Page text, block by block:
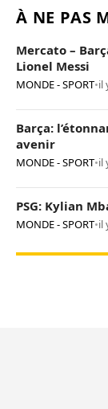
À NE PAS
Mercato –
Lionel Messi
MONDE - SPORT•il
Barça:
avenir
MONDE - SPORT•il
PSG: Kylian
MONDE - SPORT•il